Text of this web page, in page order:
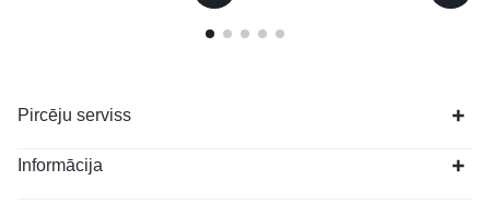
Pircēju serviss
Informācija